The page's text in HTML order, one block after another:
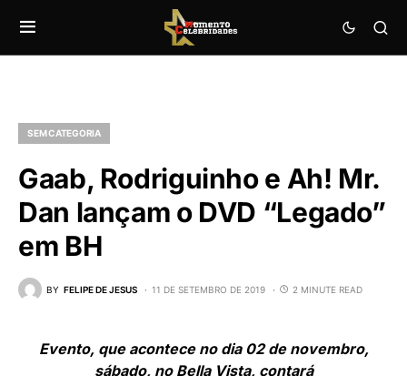
SEM CATEGORIA
Gaab, Rodriguinho e Ah! Mr.
Dan lançam o DVD “Legado”
em BH
BY FELIPE DE JESUS 11 DE SETEMBRO DE 2019 2 MINUTE READ
Evento, que acontece no dia 02 de novembro,
sábado, no Bella Vista, contará